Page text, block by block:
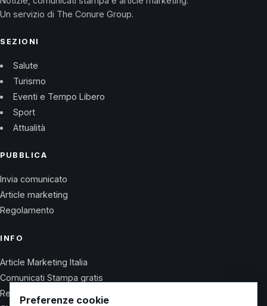
Un servizio di The Conure Group.
SEZIONI
Salute
Turismo
Eventi e Tempo Libero
Sport
Attualità
PUBBLICA
Invia comunicato
Article marketing
Regolamento
INFO
Article Marketing Italia
Comunicati Stampa gratis
Regolamento
Preferenze cookie